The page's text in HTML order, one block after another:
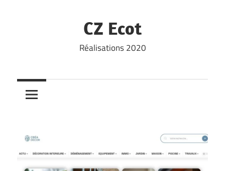
CZ Ecot
Réalisations 2020